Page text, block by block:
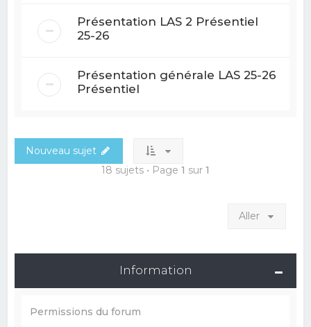
Présentation LAS 2 Présentiel
25-26
Présentation générale LAS 25-26
Présentiel
Nouveau sujet
18 sujets • Page 1 sur 1
Aller
Information
Permissions du forum